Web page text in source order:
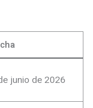
junio de 2026